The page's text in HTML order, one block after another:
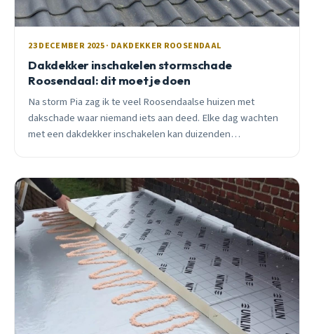
23 DECEMBER 2025 · DAKDEKKER ROOSENDAAL
Dakdekker inschakelen stormschade
Roosendaal: dit moet je doen
Na storm Pia zag ik te veel Roosendaalse huizen met
dakschade waar niemand iets aan deed. Elke dag wachten
met een dakdekker inschakelen kan duizenden